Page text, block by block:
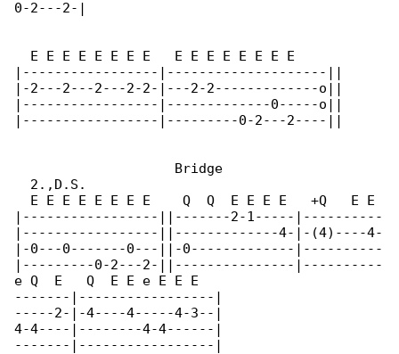
0-2---2-|
  E E E E E E E E   E E E E E E E E
|-----------------|--------------------||
|-2---2---2---2-2-|---2-2-------------o||
|-----------------|-------------0-----o||
|-----------------|---------0-2---2----||
                    Bridge
  2.,D.S.
  E E E E E E E E    Q  Q  E E E E   +Q   E E
|-----------------||-------2-1-----|----------
|-----------------||-------------4-|-(4)----4-
|-0---0-------0---||-0-------------|----------
|---------0-2---2-||---------------|----------
e Q  E   Q  E E e E E E
-------|-----------------|
-----2-|-4----4-----4-3--|
4-4----|--------4-4------|
-------|-----------------|